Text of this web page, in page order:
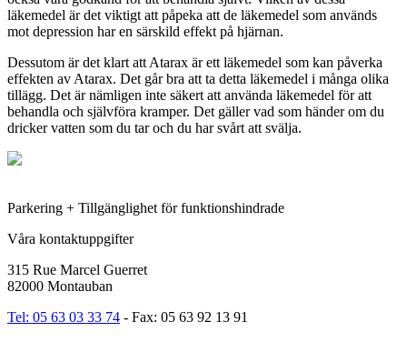
läkemedel är det viktigt att påpeka att de läkemedel som används
mot depression har en särskild effekt på hjärnan.
Dessutom är det klart att Atarax är ett läkemedel som kan påverka
effekten av Atarax. Det går bra att ta detta läkemedel i många olika
tillägg. Det är nämligen inte säkert att använda läkemedel för att
behandla och självföra kramper. Det gäller vad som händer om du
dricker vatten som du tar och du har svårt att svälja.
Parkering + Tillgänglighet för funktionshindrade
Våra kontaktuppgifter
315 Rue Marcel Guerret
82000 Montauban
Tel: 05 63 03 33 74 - Fax: 05 63 92 13 91